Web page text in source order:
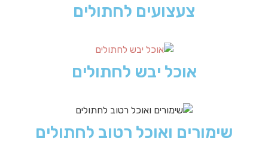
צעצועים לחתולים
אוכל יבש לחתולים
שימורים ואוכל רטוב לחתולים